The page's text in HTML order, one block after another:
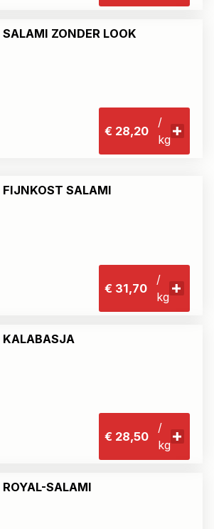
SALAMI ZONDER LOOK
€ 28,20
/
kg
FIJNKOST SALAMI
€ 31,70
/
kg
KALABASJA
€ 28,50
/
kg
ROYAL-SALAMI